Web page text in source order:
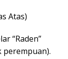
Atas)
“Raden”
perempuan).